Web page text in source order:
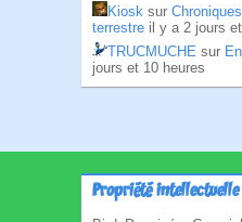
Kiosk sur
terrestre il y a 2 jours
TRUCMUCHE sur
jours et 10 heures
Propriété intellectuelle